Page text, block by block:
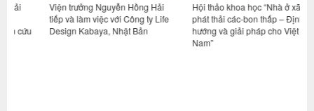
Viện trưởng Nguyễn Hồng Hải
tiếp và làm việc với Công ty Life
Design Kabaya, Nhật Bản
Hội thảo khoa học “Nhà ở xã hội
phát thải các-bon thấp – Định
hướng và giải pháp cho Việt